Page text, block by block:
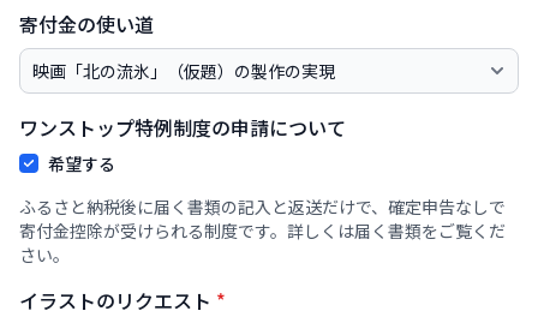
寄付金の使い道
ワンストップ特例制度の申請について
希望する
ふるさと納税後に届く書類の記入と返送だけで、確定申告なしで
寄付金控除が受けられる制度です。詳しくは届く書類をご覧くだ
さい。
イラストのリクエスト *